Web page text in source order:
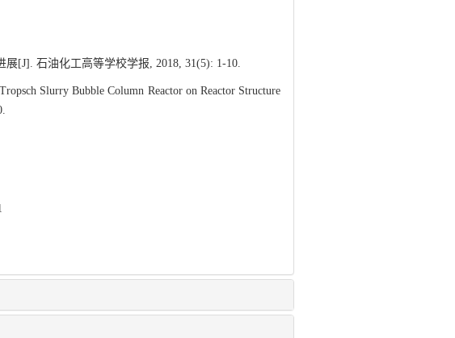
[J]. 石油化工高等学校学报, 2018, 31(5): 1-10.
Slurry Bubble Column Reactor on Reactor Structure